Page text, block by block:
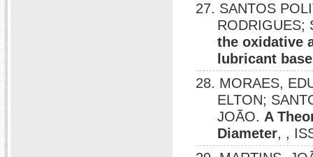
27. SANTOS
RODRIGUES;
the oxidative
lubricant
28. MORAES,
ELTON;
JOÃO. A
Diameter, ,